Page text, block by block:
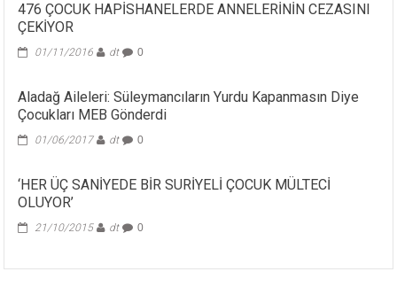
476 ÇOCUK HAPİSHANELERDE ANNELERİNİN CEZASINI
ÇEKİYOR
01/11/2016 dt 0
Aladağ Aileleri: Süleymancıların Yurdu Kapanmasın Diye
Çocukları MEB Gönderdi
01/06/2017 dt 0
‘HER ÜÇ SANİYEDE BİR SURİYELİ ÇOCUK MÜLTECİ
OLUYOR’
21/10/2015 dt 0